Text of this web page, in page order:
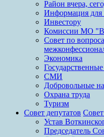
Район вчера,
Информация для
Инвестору
Комиссии МО
Совет по
Экономика
СМИ
Добровольные
Охрана труда
Туризм
Совет депутатов
Устав
Председатель